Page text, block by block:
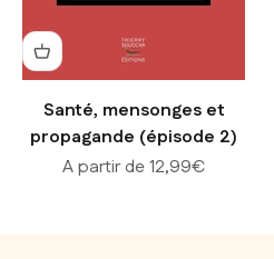
Santé, mensonges et
propagande (épisode 2)
Prix de vente
A partir de 12,99€